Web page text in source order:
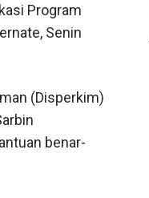
Program
Senin
(Disperkim)
benar-